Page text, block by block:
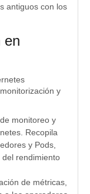
antiguos con los
en
y
monitoreo y
Recopila
y Pods,
rendimiento
de métricas,